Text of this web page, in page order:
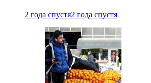
2 года спустя2 года спустя